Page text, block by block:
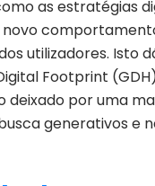
as estratégias
utilizadores. Isto
Footprint
deixado por uma
generativos e